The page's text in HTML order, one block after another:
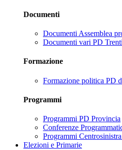
Documenti
Documenti Assemblea
Documenti vari PD
Formazione
Formazione politica PD
Programmi
Programmi PD Provincia
Conferenze
Programmi
Elezioni e Primarie